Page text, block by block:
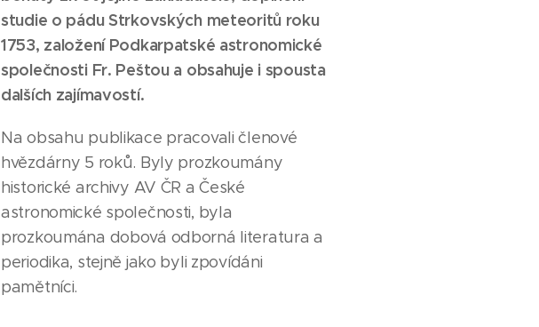
studie o pádu Strkovských meteoritů roku
1753, založení Podkarpatské astronomické
společnosti Fr. Peštou a obsahuje i spousta
dalších zajímavostí.
Na obsahu publikace pracovali členové
hvězdárny 5 roků. Byly prozkoumány
historické archivy AV ČR a České
astronomické společnosti, byla
prozkoumána dobová odborná literatura a
periodika, stejně jako byli zpovídáni
pamětníci.